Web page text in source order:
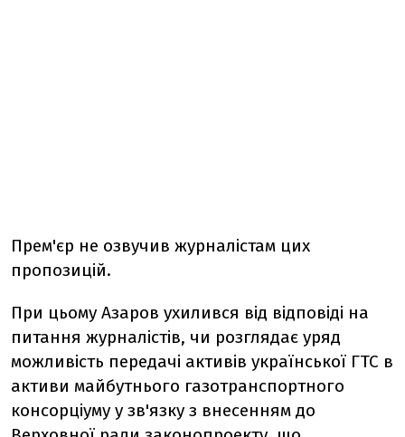
Прем'єр не озвучив журналістам цих
пропозицій.
При цьому Азаров ухилився від відповіді на
питання журналістів, чи розглядає уряд
можливість передачі активів української ГТС в
активи майбутнього газотранспортного
консорціуму у зв'язку з внесенням до